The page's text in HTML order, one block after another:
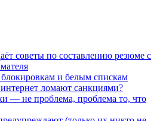
советы по составлению резюме с
блокировкам и белым спискам
ломают санкциями?
— не проблема, проблема то, что